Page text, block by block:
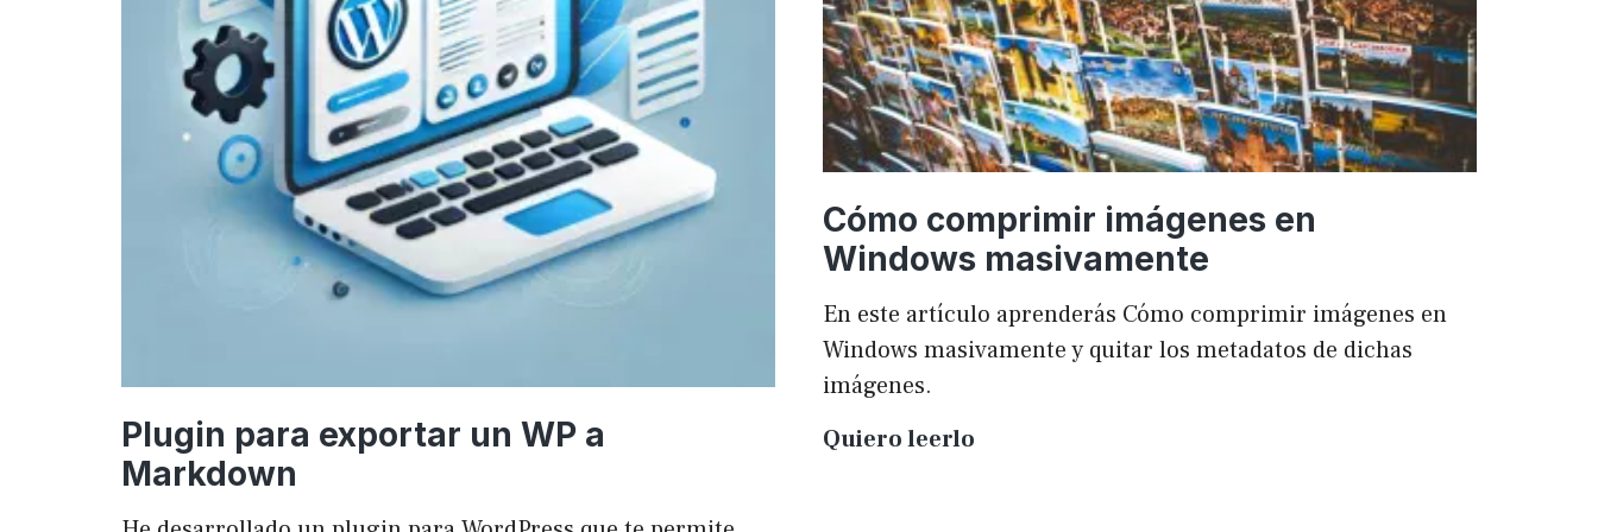
Plugin para exportar un WP a
Markdown
Cómo comprimir imágenes en
Windows masivamente
En este artículo aprenderás Cómo comprimir imágenes en
Windows masivamente y quitar los metadatos de dichas
imágenes.
Quiero leerlo